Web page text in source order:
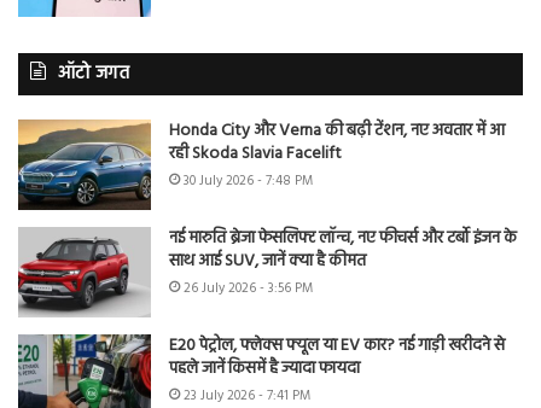
ऑटो जगत
Honda City और Verna की बढ़ी टेंशन, नए अवतार में आ
रही Skoda Slavia Facelift
30 July 2026 - 7:48 PM
नई मारुति ब्रेजा फेसलिफ्ट लॉन्च, नए फीचर्स और टर्बो इंजन के
साथ आई SUV, जानें क्या है कीमत
26 July 2026 - 3:56 PM
E20 पेट्रोल, फ्लेक्स फ्यूल या EV कार? नई गाड़ी खरीदने से
पहले जानें किसमें है ज्यादा फायदा
23 July 2026 - 7:41 PM